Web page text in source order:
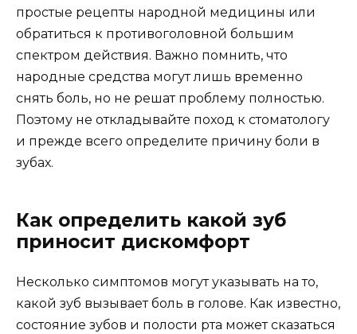
простые рецепты народной медицины или
обратиться к противоголовной большим
спектром действия. Важно помнить, что
народные средства могут лишь временно
снять боль, но не решат проблему полностью.
Поэтому не откладывайте поход к стоматологу
и прежде всего определите причину боли в
зубах.
Как определить какой зуб
приносит дискомфорт
Несколько симптомов могут указывать на то,
какой зуб вызывает боль в голове. Как известно,
состояние зубов и полости рта может сказаться